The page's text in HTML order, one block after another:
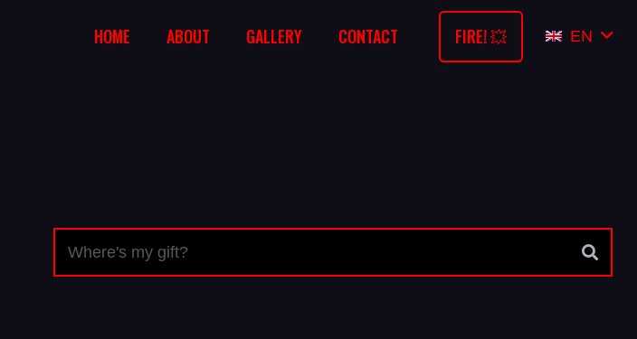
HOME ABOUT GALLERY CONTACT FIRE! 💥 EN